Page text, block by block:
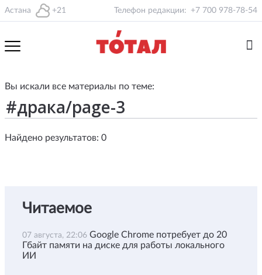
Астана +21 Телефон редакции: +7 700 978-78-54
Вы искали все материалы по теме:
Найдено результатов: 0
Читаемое
07 августа, 22:06 Google Chrome потребует до 20
Гбайт памяти на диске для работы локального
ИИ